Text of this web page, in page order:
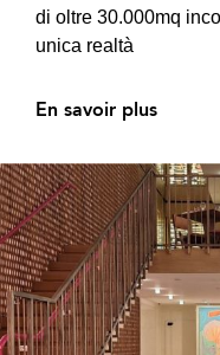
di oltre 30.000mq
unica realtà
En savoir plus